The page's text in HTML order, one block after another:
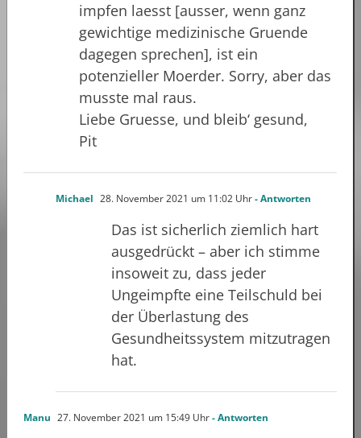
impfen laesst [ausser, wenn ganz
gewichtige medizinische Gruende
dagegen sprechen], ist ein
potenzieller Moerder. Sorry, aber das
musste mal raus.
Liebe Gruesse, und bleib‘ gesund,
Pit
Michael 28. November 2021 um 11:02 Uhr- Antworten
Das ist sicherlich ziemlich hart
ausgedrückt – aber ich stimme
insoweit zu, dass jeder
Ungeimpfte eine Teilschuld bei
der Überlastung des
Gesundheitssystem mitzutragen
hat.
Manu 27. November 2021 um 15:49 Uhr- Antworten